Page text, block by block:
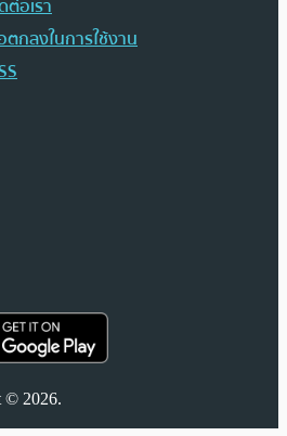
ต่อเรา
ตกลงในการใช้งาน
© 2026.